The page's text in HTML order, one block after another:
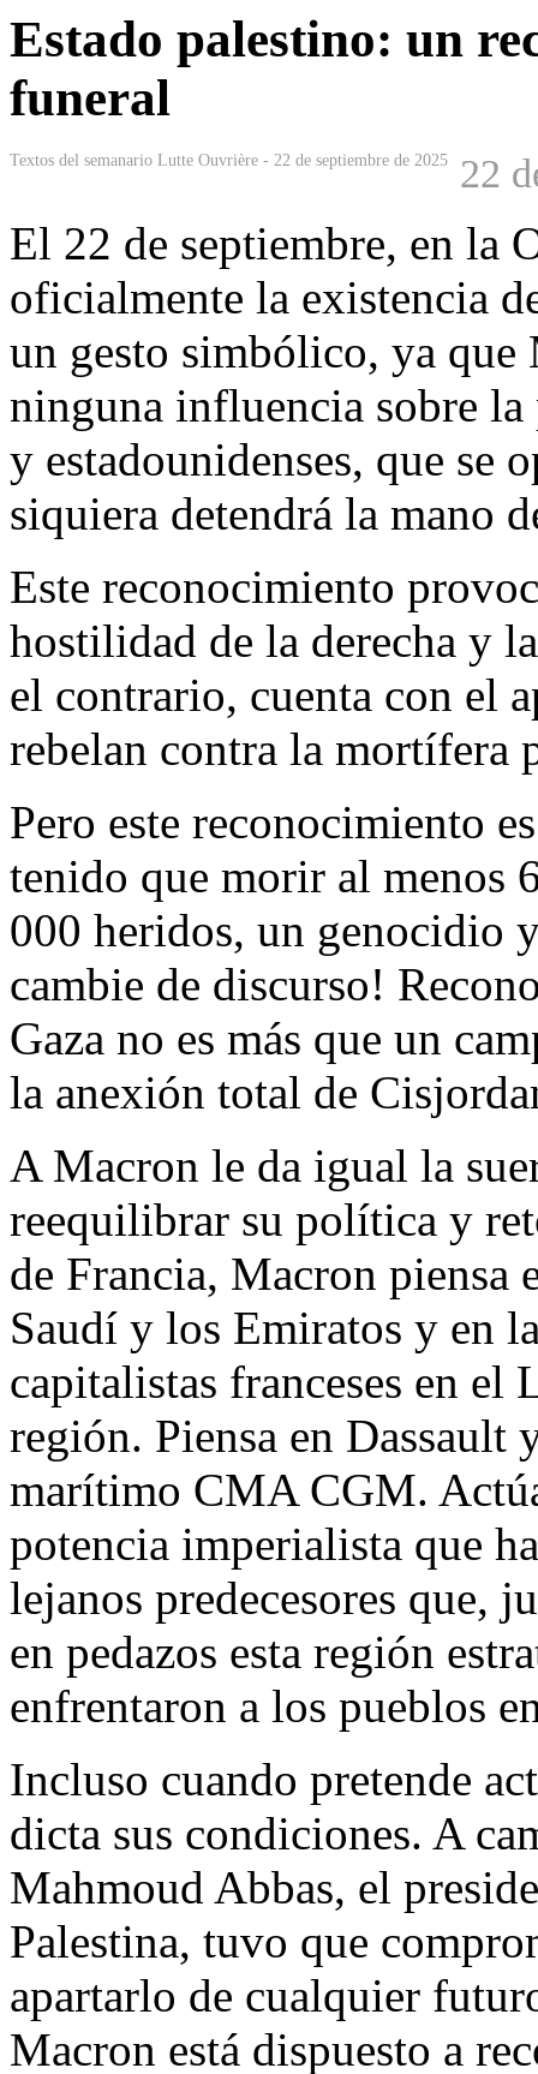
Estado palestino: un
funeral
Textos del semanario Lutte Ouvrière - 22 de septiembre de 2025 22
El 22 de septiembre, en la
oficialmente la existencia
un gesto simbólico, ya que
ninguna influencia sobre
y estadounidenses, que se
siquiera detendrá la mano
Este reconocimiento
hostilidad de la derecha y
el contrario, cuenta con el
rebelan contra la mortífera
Pero este reconocimiento
tenido que morir al menos
000 heridos, un genocidio
cambie de discurso!
Gaza no es más que un
la anexión total de
A Macron le da igual la
reequilibrar su política y
de Francia, Macron piensa
Saudí y los Emiratos y en
capitalistas franceses en
región. Piensa en Dassault
marítimo CMA CGM.
potencia imperialista que
lejanos predecesores que,
en pedazos esta región
enfrentaron a los pueblos
Incluso cuando pretende
dicta sus condiciones. A
Mahmoud Abbas, el
Palestina, tuvo que
apartarlo de cualquier
Macron está dispuesto a